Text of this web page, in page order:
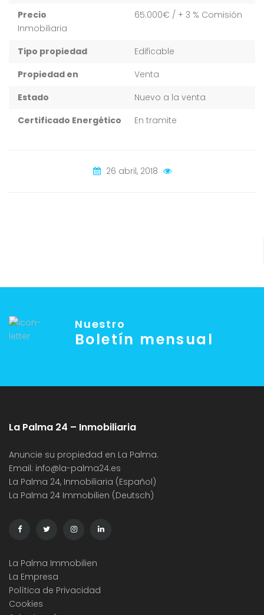
Precio
65.000€ / + 3 % Comisión
Inmobiliaria
Tipo propiedad
Edificable
Propiedad en
Venta
Estado
Nuevo a la venta
Certificado Energético
En tramite
26 abril, 2018
Nuestro
Boletín mensual
La Palma 24 – Inmobiliaria
Anuncie su propiedad en La Palma.
Email: info@la-palma24.es
La Palma 24, Inmobiliaria (Español)
La Palma 24 Immobilien (Deutsch)
La Palma Immobilien
La Empresa
Política de Privacidad
Cookies